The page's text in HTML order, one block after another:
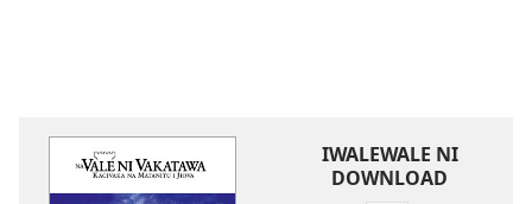
IWALEWALE NI
DOWNLOAD